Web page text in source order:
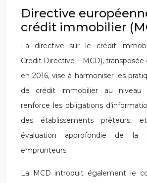
Directive
crédit immobilier
La directive sur le crédit
Credit Directive – MCD),
en 2016, vise à harmoniser les
de crédit immobilier au niveau
renforce les obligations
des établissements prêteurs,
évaluation approfondie de la
emprunteurs.
La MCD introduit également le